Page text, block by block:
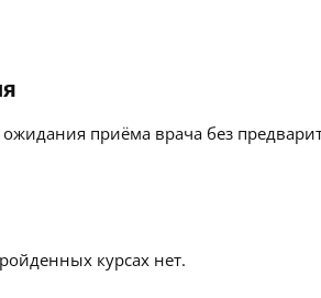
приёма врача без
курсах нет.